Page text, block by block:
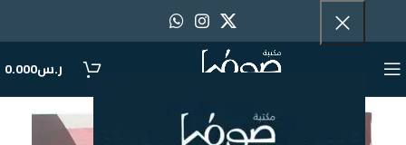
ر.س0.000